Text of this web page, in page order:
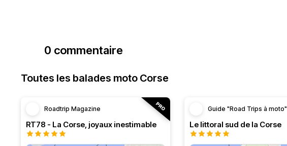
0 commentaire
Toutes les balades moto Corse
Roadtrip Magazine
RT78 - La Corse, joyaux inestimable
Guide "Road Trips à moto"
Le littoral sud de la Corse